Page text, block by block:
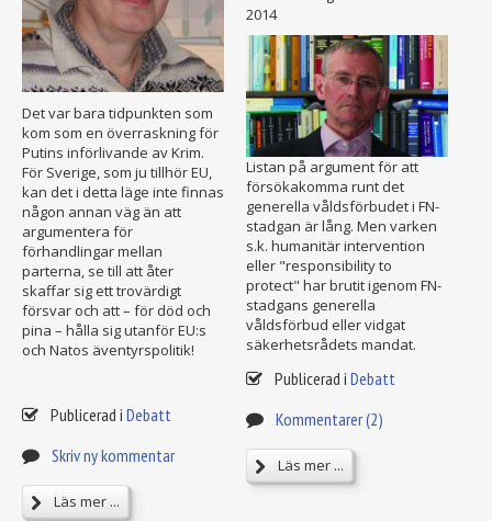
Det var bara tidpunkten som
kom som en överraskning för
Putins införlivande av Krim.
För Sverige, som ju tillhör EU,
kan det i detta läge inte finnas
någon annan väg än att
argumentera för
förhandlingar mellan
parterna, se till att åter
skaffar sig ett trovärdigt
försvar och att – för död och
pina – hålla sig utanför EU:s
och Natos äventyrspolitik!
Publicerad i Debatt
Skriv ny kommentar
Läs mer ...
2014
Listan på argument för att
försökakomma runt det
generella våldsförbudet i FN-
stadgan är lång. Men varken
s.k. humanitär intervention
eller "responsibility to
protect" har brutit igenom FN-
stadgans generella
våldsförbud eller vidgat
säkerhetsrådets mandat.
Publicerad i Debatt
Kommentarer (2)
Läs mer ...